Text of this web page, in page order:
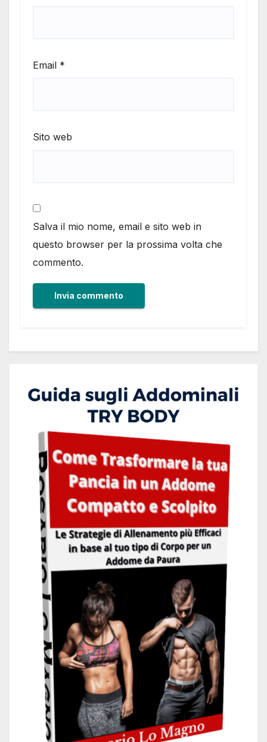
Email *
Sito web
Salva il mio nome, email e sito web in
questo browser per la prossima volta che
commento.